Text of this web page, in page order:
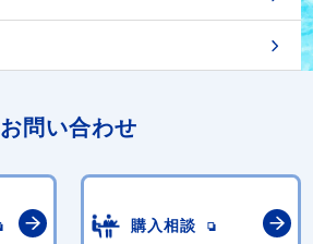
お問い合わせ
購入相談